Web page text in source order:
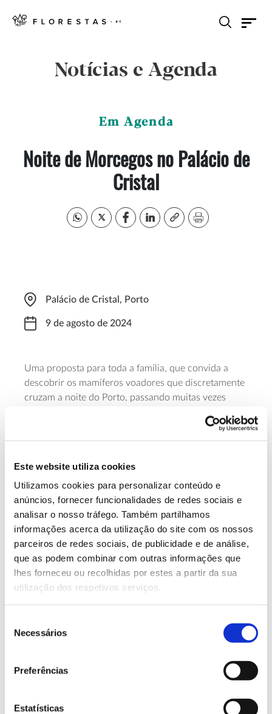
Este website utiliza cookies
Utilizamos cookies para personalizar conteúdo e
anúncios, fornecer funcionalidades de redes sociais e
analisar o nosso tráfego. Também partilhamos
informações acerca da utilização do site com os nossos
parceiros de redes sociais, de publicidade e de análise,
que as podem combinar com outras informações que
lhes forneceu ou recolhidas por estes a partir da sua
utilização dos respetivos serviços.
Necessários
Preferências
Estatísticas
Notícias e Agenda
Em Agenda
Noite de Morcegos no Palácio de
Cristal
Palácio de Cristal, Porto
9 de agosto de 2024
Uma proposta para toda a família, que convida a
descobrir os mamíferos voadores que discretamente
cruzam a noite do Porto, passando muitas vezes
Cristal, que se mantêm tal como foram concebidos,
com as avenidas de tílias e plátanos, um bosque e
participar é necessária inscrição prévia.
Saiba mais sobre esta Noite de Morcegos
13.07.2026
Genoma do priolo e de outras espécies em risco:
conhecer para conservar
Registar galhas de Trichi em acácia-das-espigas: